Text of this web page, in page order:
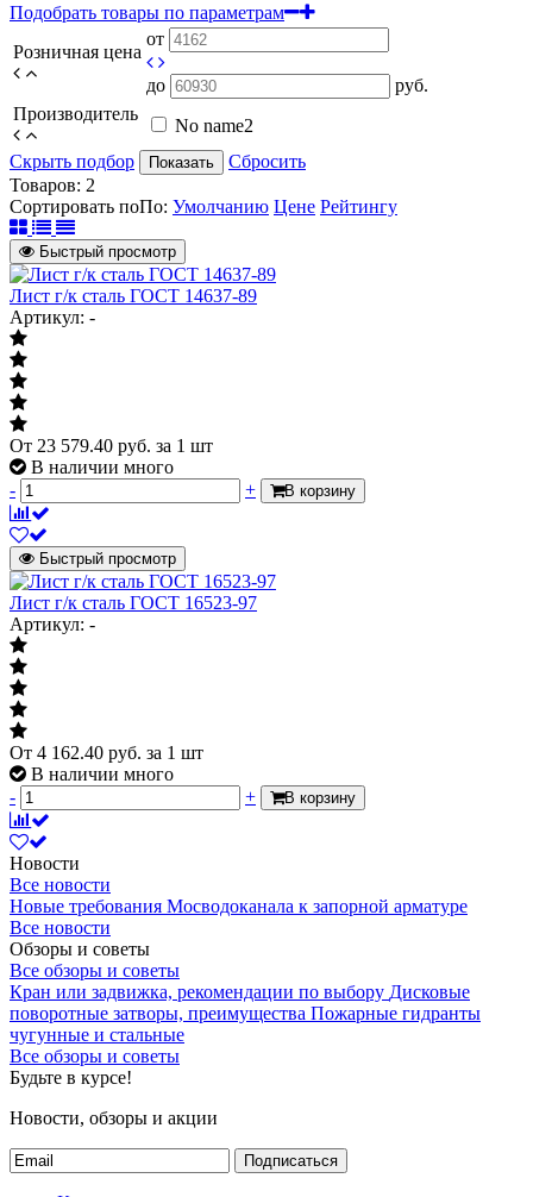
Подобрать товары по параметрам
Розничная цена
от
до
руб.
Производитель
No name2
Скрыть подбор
Показать
Сбросить
Товаров: 2
Сортировать поПо: Умолчанию Цене Рейтингу
Быстрый просмотр
Лист г/к сталь ГОСТ 14637-89
Артикул: -
От 23 579.40 руб. за 1 шт
В наличии много
-
+ В корзину
Быстрый просмотр
Лист г/к сталь ГОСТ 16523-97
Артикул: -
От 4 162.40 руб. за 1 шт
В наличии много
-
+ В корзину
Новости
Все новости
Новые требования Мосводоканала к запорной арматуре
Все новости
Обзоры и советы
Все обзоры и советы
Кран или задвижка, рекомендации по выбору Дисковые
поворотные затворы, преимущества Пожарные гидранты
чугунные и стальные
Все обзоры и советы
Будьте в курсе!
Новости, обзоры и акции
Подписаться